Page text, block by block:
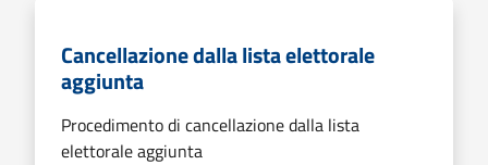
Cancellazione dalla lista elettorale
aggiunta
Procedimento di cancellazione dalla lista
elettorale aggiunta